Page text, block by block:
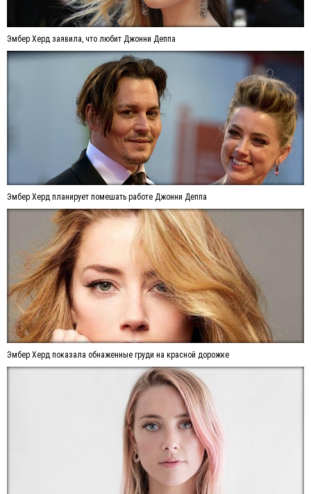
Эмбер Херд заявила, что любит Джонни Деппа
Эмбер Херд планирует помешать работе Джонни Деппа
Эмбер Херд показала обнаженные груди на красной дорожке